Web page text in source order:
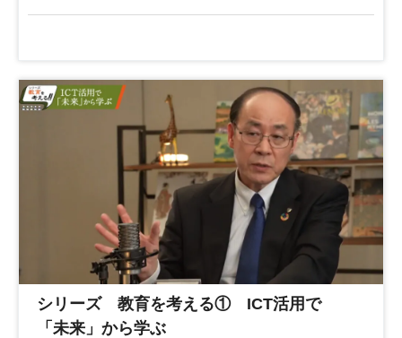
シリーズ 教育を考える① ICT活用で
「未来」から学ぶ